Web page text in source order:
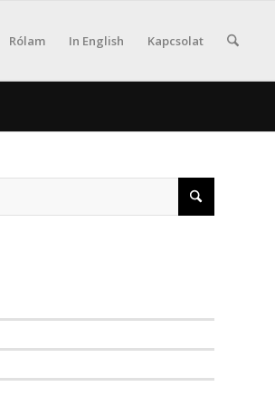
Rólam In English Kapcsolat